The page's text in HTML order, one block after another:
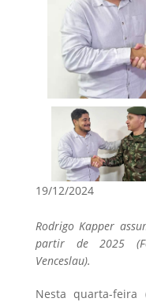
19/12/2024
Rodrigo Kapper
partir de 2025
Venceslau).
Nesta quarta-